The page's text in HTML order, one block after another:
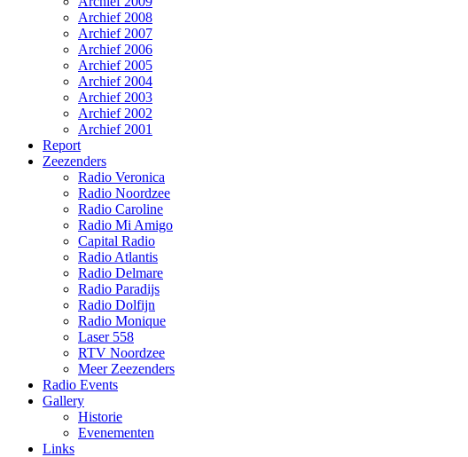
Archief 2008
Archief 2007
Archief 2006
Archief 2005
Archief 2004
Archief 2003
Archief 2002
Archief 2001
Report
Zeezenders
Radio Veronica
Radio Noordzee
Radio Caroline
Radio Mi Amigo
Capital Radio
Radio Atlantis
Radio Delmare
Radio Paradijs
Radio Dolfijn
Radio Monique
Laser 558
RTV Noordzee
Meer Zeezenders
Radio Events
Gallery
Historie
Evenementen
Links